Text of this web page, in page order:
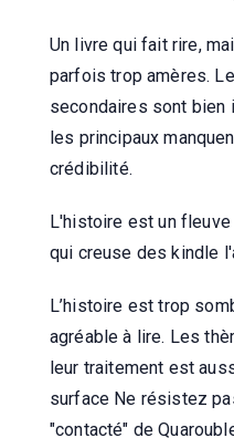
Un livre qui fait rire,
parfois trop amères.
secondaires sont bien
les principaux
crédibilité.
L'histoire est un
qui creuse des kindle
L’histoire est trop
agréable à lire. Les
leur traitement est
surface Ne résistez
"contacté" de